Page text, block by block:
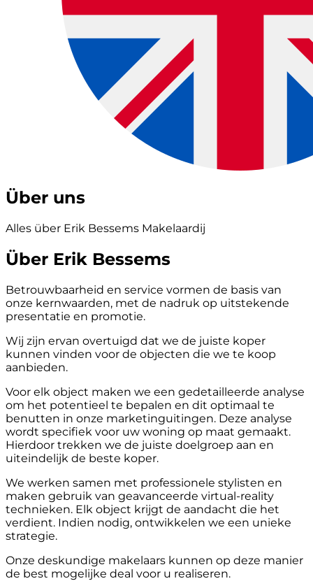
Über uns
Alles über Erik Bessems Makelaardij
Über Erik Bessems
Betrouwbaarheid en service vormen de basis van
onze kernwaarden, met de nadruk op uitstekende
presentatie en promotie.
Wij zijn ervan overtuigd dat we de juiste koper
kunnen vinden voor de objecten die we te koop
aanbieden.
Voor elk object maken we een gedetailleerde analyse
om het potentieel te bepalen en dit optimaal te
benutten in onze marketinguitingen. Deze analyse
wordt specifiek voor uw woning op maat gemaakt.
Hierdoor trekken we de juiste doelgroep aan en
uiteindelijk de beste koper.
We werken samen met professionele stylisten en
maken gebruik van geavanceerde virtual-reality
technieken. Elk object krijgt de aandacht die het
verdient. Indien nodig, ontwikkelen we een unieke
strategie.
Onze deskundige makelaars kunnen op deze manier
de best mogelijke deal voor u realiseren.